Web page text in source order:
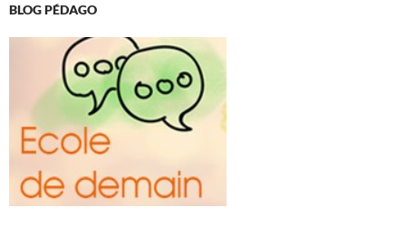
BLOG PÉDAGO